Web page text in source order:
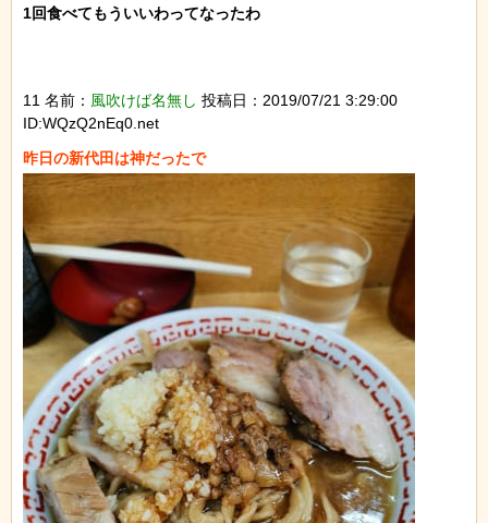
1回食べてもういいわってなったわ
11 名前： 風吹けば名無し 投稿日：2019/07/21 3:29:00
ID:WQzQ2nEq0.net